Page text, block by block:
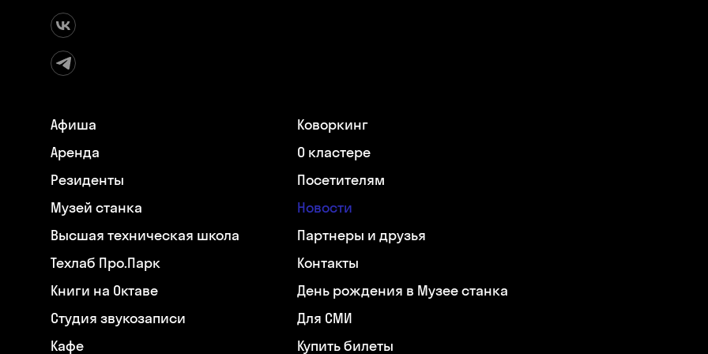
Афиша
Аренда
Резиденты
Музей станка
Высшая техническая школа
Техлаб Про.Парк
Книги на Октаве
Студия звукозаписи
Кафе
Коворкинг
О кластере
Посетителям
Новости
Партнеры и друзья
Контакты
День рождения в Музее станка
Для СМИ
Купить билеты